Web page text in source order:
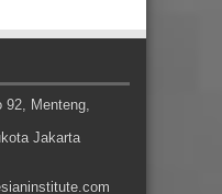
92, Menteng,
Jakarta